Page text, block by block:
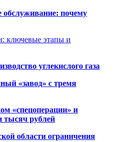
обслуживание: почему
ключевые этапы и
углекислого газа
«завод» с тремя
«спецоперации» и
тысяч рублей
области ограничения